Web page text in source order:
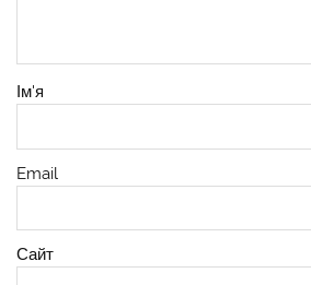
Ім'я
Email
Сайт